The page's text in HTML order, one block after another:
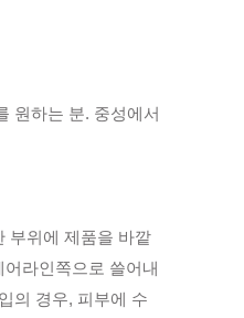
원하는 분. 중성에서
부위에 제품을 바깥
라인쪽으로 쓸어내
의 경우, 피부에 수